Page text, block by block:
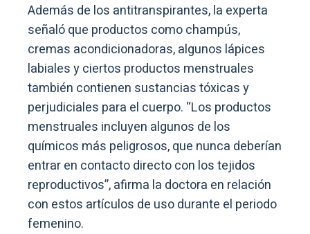
Además de los antitranspirantes, la experta
señaló que productos como champús,
cremas acondicionadoras, algunos lápices
labiales y ciertos productos menstruales
también contienen sustancias tóxicas y
perjudiciales para el cuerpo. “Los productos
menstruales incluyen algunos de los
químicos más peligrosos, que nunca deberían
entrar en contacto directo con los tejidos
reproductivos”, afirma la doctora en relación
con estos artículos de uso durante el periodo
femenino.